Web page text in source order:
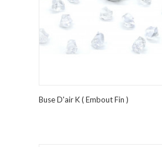
Buse D'air K ( Embout Fin )